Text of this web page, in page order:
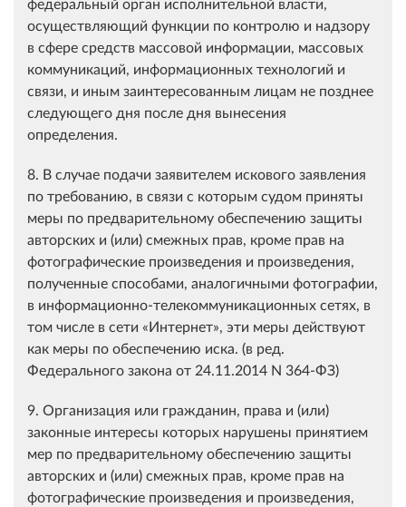
федеральный орган исполнительной власти,
осуществляющий функции по контролю и надзору
в сфере средств массовой информации, массовых
коммуникаций, информационных технологий и
связи, и иным заинтересованным лицам не позднее
следующего дня после дня вынесения
определения.
8. В случае подачи заявителем искового заявления
по требованию, в связи с которым судом приняты
меры по предварительному обеспечению защиты
авторских и (или) смежных прав, кроме прав на
фотографические произведения и произведения,
полученные способами, аналогичными фотографии,
в информационно-телекоммуникационных сетях, в
том числе в сети «Интернет», эти меры действуют
как меры по обеспечению иска. (в ред.
Федерального закона от 24.11.2014 N 364-ФЗ)
9. Организация или гражданин, права и (или)
законные интересы которых нарушены принятием
мер по предварительному обеспечению защиты
авторских и (или) смежных прав, кроме прав на
фотографические произведения и произведения,